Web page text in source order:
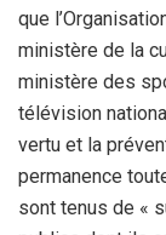
que
ministère de la
ministère des
télévision
vertu et la
permanence
sont tenus de «